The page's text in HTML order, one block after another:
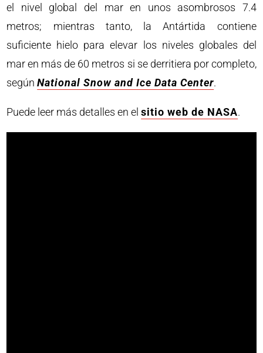
el nivel global del mar en unos asombrosos 7.4
metros; mientras tanto, la Antártida contiene
suficiente hielo para elevar los niveles globales del
mar en más de 60 metros si se derritiera por completo,
segúnNational Snow and Ice Data Center.
Puede leer más detalles en elsitio web de NASA.